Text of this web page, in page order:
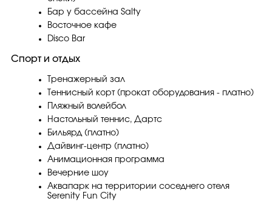
Бар у бассейна Salty
Восточное кафе
Disco Bar
Спорт и отдых
Тренажерный зал
Теннисный корт (прокат оборудования - платно)
Пляжный волейбол
Настольный теннис, Дартс
Бильярд (платно)
Дайвинг-центр (платно)
Анимационная программа
Вечерние шоу
Аквапарк на территории соседнего отеля
Serenity Fun City